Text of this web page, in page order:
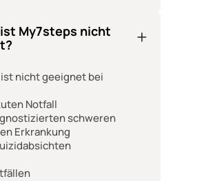
My7steps nicht
nicht geeignet bei
Notfall
schweren
Erkrankung